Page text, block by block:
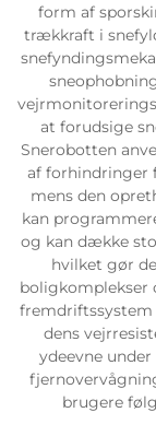
Nyheder
Kontakt os
form af
trækkraft i
at forudsige
Snerobotten
af forhindringer
mens den
kan
og kan dække
hvilket gør
boligkomplekser
fremdriftssystem
dens
ydeevne
brugere